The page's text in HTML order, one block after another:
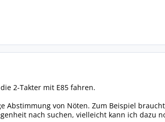
2-Takter mit E85 fahren.
Abstimmung von Nöten. Zum Beispiel
nach suchen, vielleicht kann ich dazu